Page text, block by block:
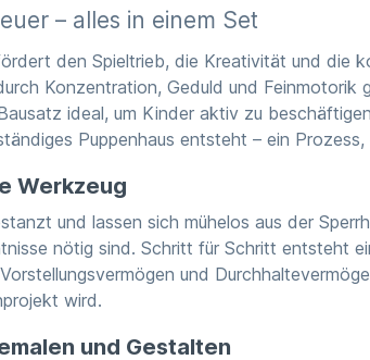
– alles in einem Set
den Spieltrieb, die Kreativität und die
Konzentration, Geduld und
ideal, um Kinder aktiv zu
Puppenhaus entsteht – ein
Werkzeug
und lassen sich mühelos aus der
nötig sind. Schritt für Schritt entsteht
und
wird.
und Gestalten